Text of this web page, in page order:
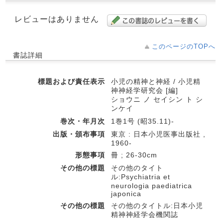
レビューはありません
このページのTOPへ
書誌詳細
標題および責任表示
小児の精神と神経 / 小児精
神神経学研究会 [編]
ショウニ ノ セイシン ト シ
ンケイ
巻次・年月次
1巻1号 (昭35.11)-
出版・頒布事項
東京 : 日本小児医事出版社 ,
1960-
形態事項
冊 ; 26-30cm
その他の標題
その他のタイト
ル:Psychiatria et
neurologia paediatrica
japonica
その他の標題
その他のタイトル:日本小児
精神神経学会機関誌